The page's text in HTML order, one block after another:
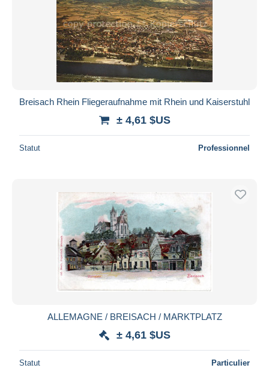
Breisach Rhein Fliegeraufnahme mit Rhein und Kaiserstuhl
± 4,61 $US
Statut Professionnel
ALLEMAGNE / BREISACH / MARKTPLATZ
± 4,61 $US
Statut Particulier